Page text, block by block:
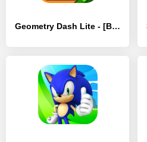
Geometry Dash Lite - [Взлом/МОД Все открыто]